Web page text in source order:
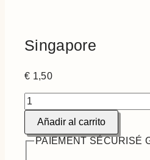
Singapore
€ 1,50
Singapore
cantidad
Añadir al carrito
PAIEMENT SÉCURISÉ